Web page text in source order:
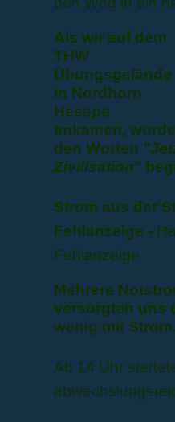
Als wir auf dem
THW
Übungsgelände
in Nordhorn
Hesepe
ankamen,
den Worten
Zivilisation"
Strom aus der
Fehlanzeige -
Fehlanzeige
Mehrere
versorgten uns
wenig mit
Ab 14 Uhr